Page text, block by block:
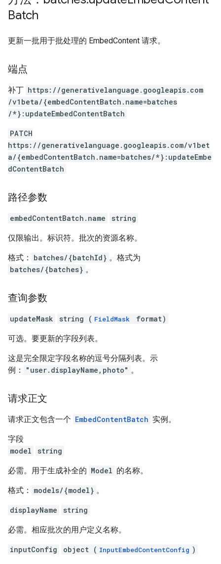
Batch
更新一批用于批处理的 EmbedContent 请求。
端点
补丁 https: / /generativelanguage.googleapis.com
/v1beta/{embedContentBatch.name=batches
/*}:updateEmbedContentBatch
PATCH
https://generativelanguage.googleapis.com/v1bet
a/{embedContentBatch.name=batches/*}:updateEmbe
dContentBatch
路径参数
embedContentBatch.name string
仅限输出。标识符。批次的资源名称。
格式： batches/{batchId} 。格式为
batches/{batches} 。
查询参数
updateMask string ( FieldMask format)
可选。要更新的字段列表。
这是完全限定字段名称的逗号分隔列表。示
例：
"user.displayName,photo" 。
请求正文
请求正文包含一个 EmbedContentBatch 实例。
字段
model
string
必需。用于生成补全的 Model 的名称。
格式： models/{model} 。
displayName string
必需。相应批次的用户定义名称。
inputConfig object ( InputEmbedContentConfig )